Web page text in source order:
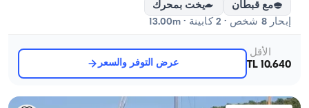
مع قبطان
يخت بمحرك
إبحار 8 شخص · 2 كابينة · 13.00m
الأقل
10.640 TL
عرض التوفر والسعر